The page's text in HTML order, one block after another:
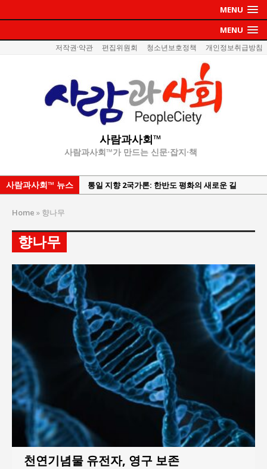
MENU
MENU
저작권·약관 편집위원회 청소년보호정책 개인정보취급방침
사람과사회™
사람과사회™가 만드는 신문·잡지·책
사람과사회™ 뉴스
통일 지향 2국가론: 한반도 평화의 새로운 길
서효석 충청향우회중앙회 총재 취임 논란 확산
지방의회 공약은 ‘빛 좋은 개살구’인가?
“7월 1일 의장 선출은 ‘위법’이다”
“엄마의 절박함과 ‘실무형 정치인’으로 생활정치 실
현”
김종대, “현대전, 강한 군대도 약해질 수 있다”
이홍원 작가, 생활문화상품 4종 판매
Home » 향나무
향나무
천연기념물 유전자, 영구 보존